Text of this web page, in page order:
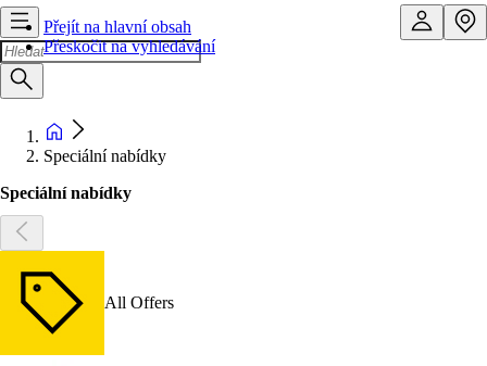
Přejít na hlavní obsah
Přeskočit na vyhledávání
Speciální nabídky
Speciální nabídky
All Offers